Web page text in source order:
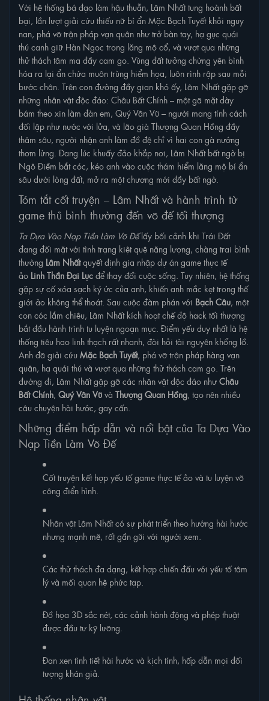
Tập 34 Tập 33 Tập 32 Tập 31
Tập 30 Tập 29 Tập 28 Tập 27
Tập 26 Tập 25 Tập 24
Tập 22 Tập 21 Tập 20 Tập 19
Tập 18 Tập 17 Tập 16 Tập 15
Tập 14 Tập 13 Tập 12 Tập 11
Tập 10 Tập 9 Tập 8
Tập 5 Tập 4
Tập 2 Tập 1
Với hệ thống bá đạo làm hậu thuẫn, Lâm Nhất tung hoành bất
bại, lần lượt giải cứu thiếu nữ bí ẩn Mặc Bạch Tuyết khỏi nguy
nan, phá vỡ trận pháp vạn quân như trở bàn tay, hạ gục quái
thú canh giữ Hàn Ngọc trong lăng mộ cổ, và vượt qua những
thử thách tâm ma đầy cam go. Vùng đất tưởng chừng yên bình
hóa ra lại ẩn chứa muôn trùng hiểm họa, luôn rình rập sau mỗi
bước chân. Trên con đường đầy gian khó ấy, Lâm Nhất gặp gỡ
những nhân vật độc đáo: Châu Bất Chính – một gã mặt dày
bám theo xin làm đàn em, Quý Vân Vũ – người mang tính cách
đối lập như nước với lửa, và lão già Thượng Quan Hồng đầy
thâm sâu, người nhận anh làm đồ đệ chỉ vì hai con gà nướng
thơm lừng. Đang lúc khuấy đảo khắp nơi, Lâm Nhất bất ngờ bị
Ngô Điềm bắt cóc, kéo anh vào cuộc thám hiểm lăng mộ bí ẩn
sâu dưới lòng đất, mở ra một chương mới đầy bất ngờ.
Tóm tắt cốt truyện – Lâm Nhất và hành trình từ
game thủ bình thường đến võ đế tối thượng
Ta Dựa Vào Nạp Tiền Làm Võ Đếlấy bối cảnh khi Trái Đất
đang đối mặt với tình trạng kiệt quệ năng lượng, chàng trai bình
thường Lâm Nhấtquyết định gia nhập dự án game thực tế
ảo Linh Thần Đại Lụcđể thay đổi cuộc sống. Tuy nhiên, hệ thống
gặp sự cố xóa sạch ký ức của anh, khiến anh mắc kẹt trong thế
giới ảo không thể thoát. Sau cuộc đàm phán với Bạch Câu, một
con cóc lắm chiêu, Lâm Nhất kích hoạt chế độ hack tối thượng
bắt đầu hành trình tu luyện ngoạn mục. Điểm yếu duy nhất là hệ
thống tiêu hao linh thạch rất nhanh, đòi hỏi tài nguyên khổng lồ.
Anh đã giải cứuMặc Bạch Tuyết, phá vỡ trận pháp hàng vạn
quân, hạ quái thú và vượt qua những thử thách cam go. Trên
đường đi, Lâm Nhất gặp gỡ các nhân vật độc đáo nhưChâu
Bất Chính, Quý Vân Vũvà Thượng Quan Hồng, tạo nên nhiều
câu chuyện hài hước, gay cấn.
Những điểm hấp dẫn và nổi bật của Ta Dựa Vào
Nạp Tiền Làm Võ Đế
Cốt truyện kết hợp yếu tố game thực tế ảo và tu luyện võ
công điển hình.
Nhân vật Lâm Nhất có sự phát triển theo hướng hài hước
nhưng mạnh mẽ, rất gần gũi với người xem.
Các thử thách đa dạng, kết hợp chiến đấu với yếu tố tâm
lý và mối quan hệ phức tạp.
Đồ họa 3D sắc nét, các cảnh hành động và phép thuật
được đầu tư kỹ lưỡng.
Đan xen tình tiết hài hước và kịch tính, hấp dẫn mọi đối
tượng khán giả.